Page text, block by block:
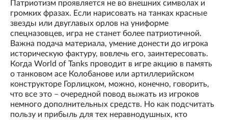
Патриотизм проявляется не во внешних символах и
громких фразах. Если нарисовать на танках красные
звезды или двуглавых орлов на униформе
спецназовцев, игра не станет более патриотичной.
Важна подача материала, умение донести до игрока
историческую фактуру, вовлечь его, заинтересовать.
Когда World of Tanks проводит в игре акцию в память
о танковом асе Колобанове или артиллерийском
конструкторе Горлицком, можно, конечно, говорить,
что все это – очередной повод выжать из игроков
немного дополнительных средств. Но как подсчитать
пользу и прибыль для тех неравнодушных, кто